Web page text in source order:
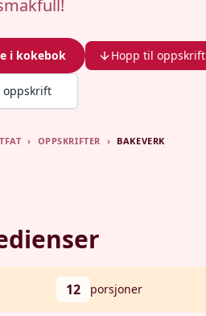
i kokebok Hopp til oppskrift
oppskrift
› OPPSKRIFTER › BAKEVERK
12 porsjoner